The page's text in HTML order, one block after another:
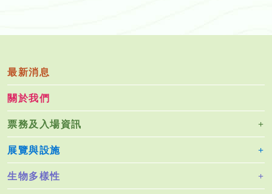
最新消息
關於我們
票務及入場資訊
展覽與設施
生物多樣性